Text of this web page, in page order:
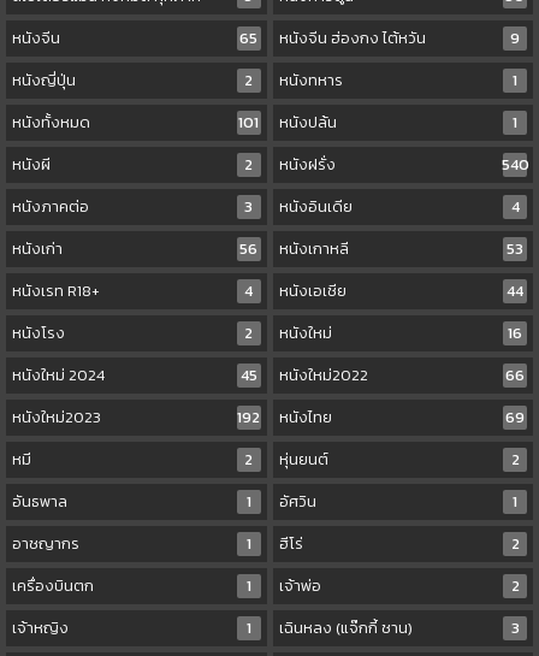
หนังจีน
65 หนังจีน ฮ่องกง ไต้หวัน
9
หนังญี่ปุ่น
2 หนังทหาร
1
หนังทั้งหมด
101 หนังปล้น
1
หนังผี
2 หนังฝรั่ง
540
หนังภาคต่อ
3 หนังอินเดีย
4
หนังเก่า
56 หนังเกาหลี
53
หนังเรท R18+
4 หนังเอเชีย
44
หนังโรง
2 หนังใหม่
16
หนังใหม่ 2024
45 หนังใหม่2022
66
หนังใหม่2023
192 หนังไทย
69
หมี
2 หุ่นยนต์
2
อันธพาล
1 อัศวิน
1
อาชญากร
1 ฮีโร่
2
เครื่องบินตก
1 เจ้าพ่อ
2
เจ้าหญิง
1 เฉินหลง (แจ๊กกี้ ชาน)
3